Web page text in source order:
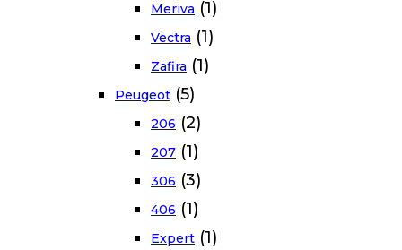
Meriva (1)
Vectra (1)
Zafira (1)
Peugeot (5)
206 (2)
207 (1)
306 (3)
406 (1)
Expert (1)